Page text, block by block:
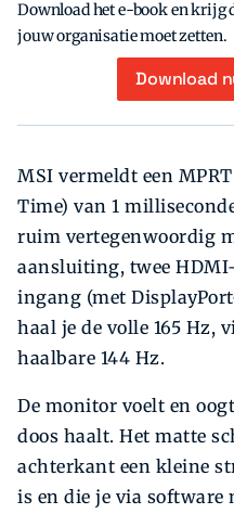
Download het e-book en krijg
jouw organisatie moet zetten.
Download
MSI vermeldt een
Time) van 1
ruim vertegenwoordig
aansluiting, twee
ingang (met
haal je de volle 165 Hz,
haalbare 144 Hz.
De monitor voelt en
doos haalt. Het matte
achterkant een kleine
is en die je via software